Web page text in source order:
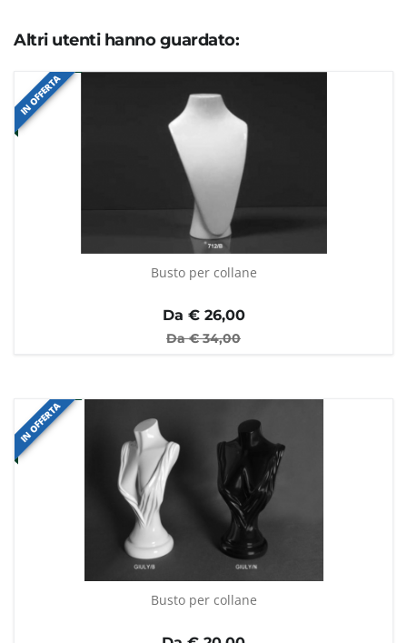
Altri utenti hanno guardato:
IN OFFERTA
Busto per collane
Da €26,00
Da €34,00
IN OFFERTA
Busto per collane